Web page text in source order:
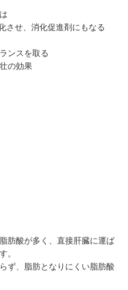
させ、消化促進剤にもなる
ンスを取る
の効果
酸が多く、直接肝臓に運ば
。
、脂肪となりにくい脂肪酸